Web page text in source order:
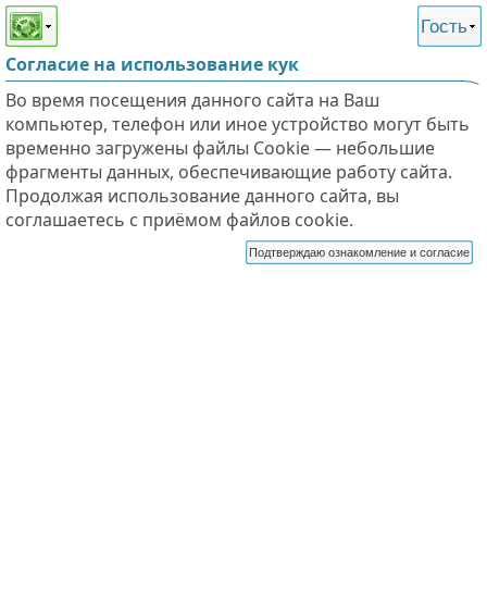
Этот сайт поддерживает
слабовидящих
Гость
Согласие на использование кук
Во время посещения данного сайта на Ваш
компьютер, телефон или иное устройство могут быть
временно загружены файлы Cookie — небольшие
фрагменты данных, обеспечивающие работу сайта.
Продолжая использование данного сайта, вы
соглашаетесь с приёмом файлов cookie.
Подтверждаю ознакомление и согласие